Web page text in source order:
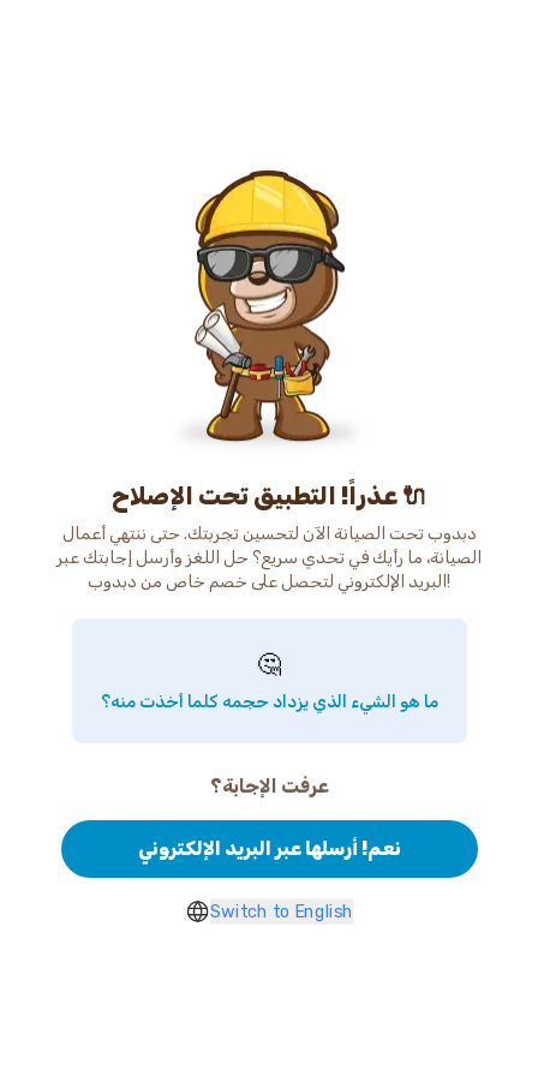
عذراً! التطبيق تحت الإصلاح 🔌
دبدوب تحت الصيانة الآن لتحسين تجربتك. حتى ننتهي أعمال
الصيانة، ما رأيك في تحدي سريع؟ حل اللغز وأرسل إجابتك عبر
البريد الإلكتروني لتحصل على خصم خاص من دبدوب!
🤔
ما هو الشيء الذي يزداد حجمه كلما أخذت منه؟
عرفت الإجابة؟
نعم! أرسلها عبر البريد الإلكتروني
Switch to English